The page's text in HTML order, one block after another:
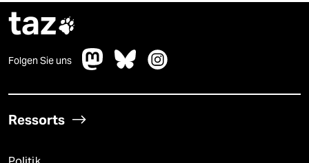
taz
Folgen Sie uns
Ressorts